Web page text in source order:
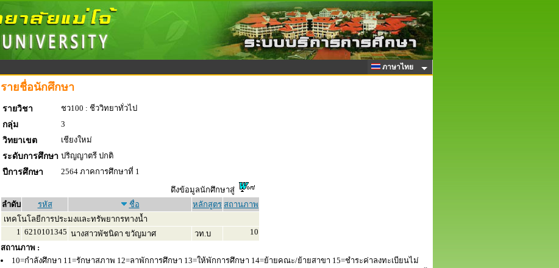
ภาษาไทย
รายชื่อนักศึกษา
รายวิชา
ชว100 : ชีววิทยาทั่วไป
กลุ่ม
3
วิทยาเขต
เชียงใหม่
ระดับการศึกษา ปริญญาตรี ปกติ
ปีการศึกษา
2564 ภาคการศึกษาที่ 1
ดึงข้อมูลนักศึกษาสู่
ลำดับ
รหัส ชื่อ หลักสูตร สถานภาพ
เทคโนโลยีการประมงและทรัพยากรทางน้ำ
1 6210101345 นางสาวพัชนิดา ขวัญมาศ วท.บ
10
สถานภาพ :
10=กำลังศึกษา 11=รักษาสภาพ 12=ลาพักการศึกษา 13=ให้พักการศึกษา 14=ย้ายคณะ/ย้ายสาขา 15=ชำระค่าลงทะเบียนไม่